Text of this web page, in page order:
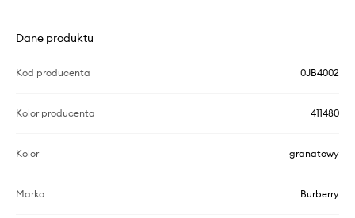
Dane produktu
Kod producenta 0JB4002
Kolor producenta 411480
Kolor granatowy
Marka Burberry